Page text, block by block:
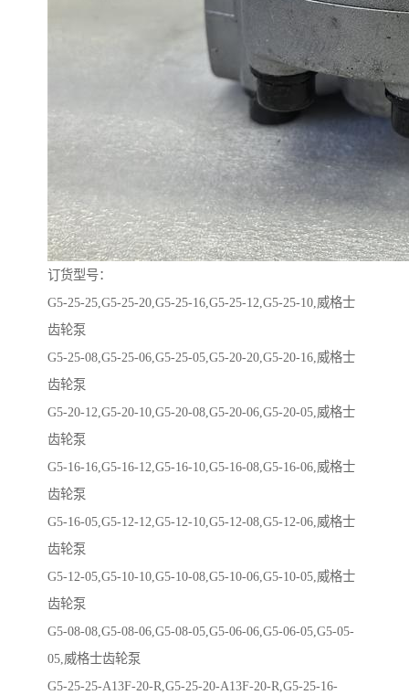
订货型号：
G5-25-25,G5-25-20,G5-25-16,G5-25-12,G5-25-10,威格士
齿轮泵
G5-25-08,G5-25-06,G5-25-05,G5-20-20,G5-20-16,威格士
齿轮泵
G5-20-12,G5-20-10,G5-20-08,G5-20-06,G5-20-05,威格士
齿轮泵
G5-16-16,G5-16-12,G5-16-10,G5-16-08,G5-16-06,威格士
齿轮泵
G5-16-05,G5-12-12,G5-12-10,G5-12-08,G5-12-06,威格士
齿轮泵
G5-12-05,G5-10-10,G5-10-08,G5-10-06,G5-10-05,威格士
齿轮泵
G5-08-08,G5-08-06,G5-08-05,G5-06-06,G5-06-05,G5-05-
05,威格士齿轮泵
G5-25-25-A13F-20-R,G5-25-20-A13F-20-R,G5-25-16-